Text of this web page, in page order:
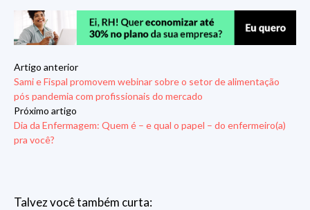
Artigo anterior
Sami e Fispal promovem webinar sobre o setor de alimentação
pós pandemia com profissionais do mercado
Próximo artigo
Dia da Enfermagem: Quem é – e qual o papel – do enfermeiro(a)
pra você?
Talvez você também curta: